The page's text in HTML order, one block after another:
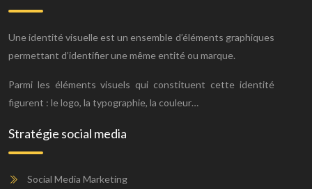
Une identité visuelle est un ensemble d’éléments graphiques
permettant d’identifier une même entité ou marque.
Parmi les éléments visuels qui constituent cette identité
figurent : le logo, la typographie, la couleur…
Stratégie social media
Social Media Marketing